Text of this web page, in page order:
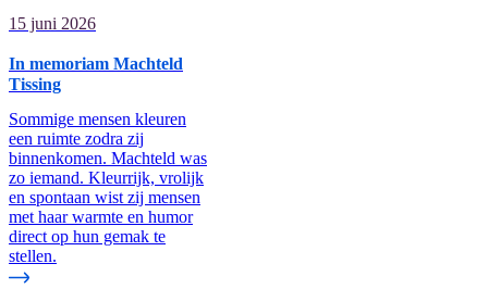
15 juni 2026
In memoriam Machteld
Tissing
Sommige mensen kleuren
een ruimte zodra zij
binnenkomen. Machteld was
zo iemand. Kleurrijk, vrolijk
en spontaan wist zij mensen
met haar warmte en humor
direct op hun gemak te
stellen.